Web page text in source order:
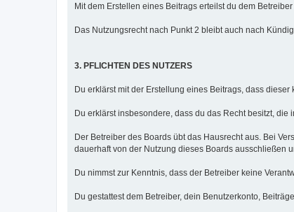
Mit dem Erstellen eines Beitrags erteilst du dem
Das Nutzungsrecht nach Punkt 2 bleibt auch nach
3. PFLICHTEN DES NUTZERS
Du erklärst mit der Erstellung eines Beitrags, dass
Du erklärst insbesondere, dass du das Recht besitzt,
Der Betreiber des Boards übt das Hausrecht aus. Bei
dauerhaft von der Nutzung dieses Boards ausschließen
Du nimmst zur Kenntnis, dass der Betreiber keine
Du gestattest dem Betreiber, dein Benutzerkonto,